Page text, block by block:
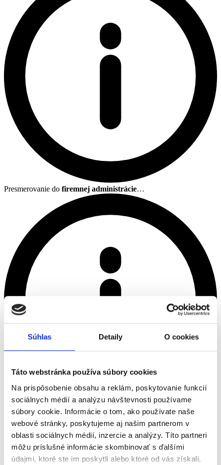
Súhlas Detaily O cookies
Táto webstránka používa súbory cookies
Na prispôsobenie obsahu a reklám, poskytovanie funkcií
sociálnych médií a analýzu návštevnosti používame
súbory cookie. Informácie o tom, ako používate naše
webové stránky, poskytujeme aj našim partnerom v
oblasti sociálnych médií, inzercie a analýzy. Títo partneri
môžu príslušné informácie skombinovať s ďalšími
údajmi, ktoré ste im poskytli alebo ktoré od vás získali,
Presmerovanie do firemnej administrácie…
Kód jsme poslali na
>
Brigády
Brigády Práca